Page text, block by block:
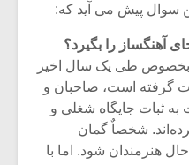
سوال پیش می آید که:
آهنگساز را بگیرد؟
طی یک سال اخیر
گرفته است، صاحبان و
به ثبات جایگاه شغلی و
شخصاٌ گمان
هنرمندان ‌شود. اما با
موسیقی
موسیقی